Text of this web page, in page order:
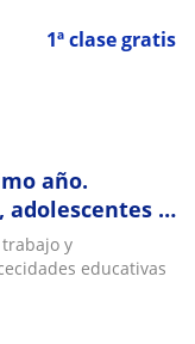
1ª clase gratis
año.
adolescentes y
a la la
libres
y
educativas